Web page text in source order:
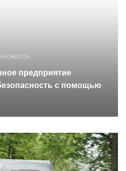
предприятие
с помощью